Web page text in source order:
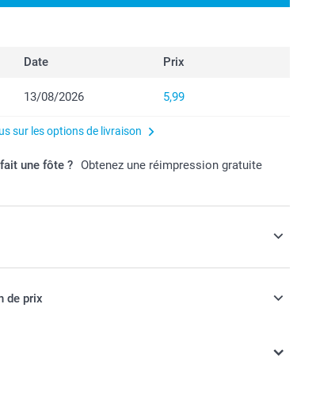
Date Prix
13/08/2026 5,99
sur les options de livraison
une fôte ? Obtenez une réimpression gratuite
cadeaux de bonbons !
options
de prix
EURO (€), TVA incluse et hors frais de port.